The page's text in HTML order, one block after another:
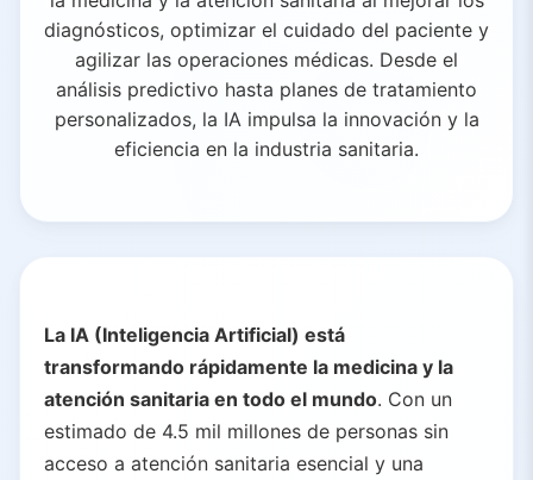
diagnósticos, optimizar el cuidado del paciente y
agilizar las operaciones médicas. Desde el
análisis predictivo hasta planes de tratamiento
personalizados, la IA impulsa la innovación y la
eficiencia en la industria sanitaria.
La IA (Inteligencia Artificial) está
transformando rápidamente la medicina y la
atención sanitaria en todo el mundo. Con un
estimado de 4.5 mil millones de personas sin
acceso a atención sanitaria esencial y una